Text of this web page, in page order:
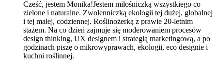
Cześć, jestem Monika!Jestem miłośniczką wszystkiego co
zielone i naturalne. Zwolenniczką ekologii tej dużej, globalnej
i tej małej, codziennej. Roślinożerką z prawie 20-letnim
stażem. Na co dzień zajmuje się moderowaniem procesów
design thinking, UX designem i strategią marketingową, a po
godzinach piszę o mikrowyprawach, ekologii, eco designie i
kuchni roślinnej.